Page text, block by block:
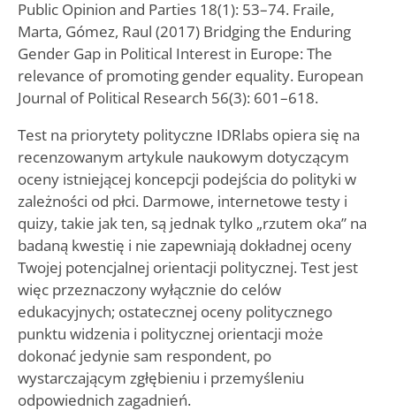
Public Opinion and Parties 18(1): 53–74. Fraile,
Marta, Gómez, Raul (2017) Bridging the Enduring
Gender Gap in Political Interest in Europe: The
relevance of promoting gender equality. European
Journal of Political Research 56(3): 601–618.
Test na priorytety polityczne IDRlabs opiera się na
recenzowanym artykule naukowym dotyczącym
oceny istniejącej koncepcji podejścia do polityki w
zależności od płci. Darmowe, internetowe testy i
quizy, takie jak ten, są jednak tylko „rzutem oka” na
badaną kwestię i nie zapewniają dokładnej oceny
Twojej potencjalnej orientacji politycznej. Test jest
więc przeznaczony wyłącznie do celów
edukacyjnych; ostatecznej oceny politycznego
punktu widzenia i politycznej orientacji może
dokonać jedynie sam respondent, po
wystarczającym zgłębieniu i przemyśleniu
odpowiednich zagadnień.